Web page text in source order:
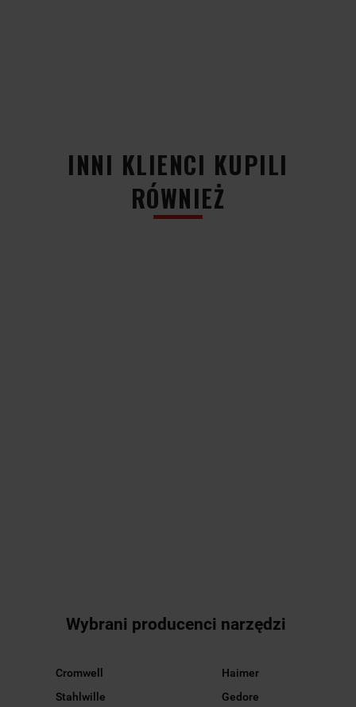
INNI KLIENCI KUPILI
RÓWNIEŻ
Wybrani producenci narzędzi
Cromwell
Stahlwille
Haimer
Gedore